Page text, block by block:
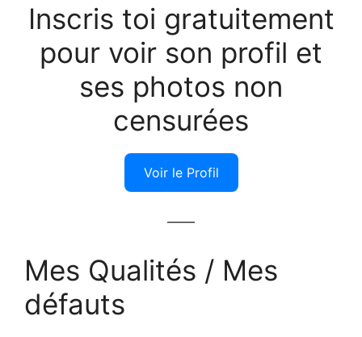
Inscris toi gratuitement
pour voir son profil et
ses photos non
censurées
Voir le Profil
——
Mes Qualités / Mes
défauts